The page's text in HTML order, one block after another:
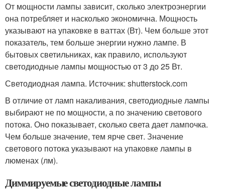
От мощности лампы зависит, сколько электроэнергии
она потребляет и насколько экономична. Мощность
указывают на упаковке в ваттах (Вт). Чем больше этот
показатель, тем больше энергии нужно лампе. В
бытовых светильниках, как правило, используют
светодиодные лампы мощностью от 3 до 25 Вт.
Светодиодная лампа. Источник: shutterstock.com
В отличие от ламп накаливания, светодиодные лампы
выбирают не по мощности, а по значению светового
потока. Оно показывает, сколько света дает лампочка.
Чем больше значение, тем ярче свет. Значение
светового потока указывают на упаковке лампы в
люменах (лм).
Диммируемые светодиодные лампы